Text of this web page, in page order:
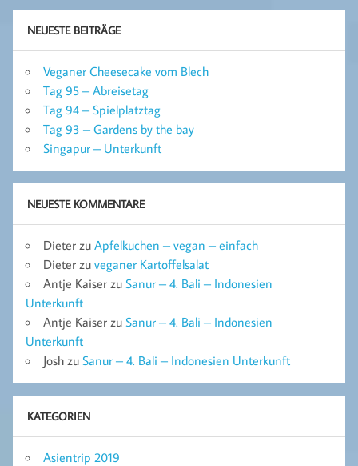
NEUESTE BEITRÄGE
Veganer Cheesecake vom Blech
Tag 95 – Abreisetag
Tag 94 – Spielplatztag
Tag 93 – Gardens by the bay
Singapur – Unterkunft
NEUESTE KOMMENTARE
Dieter zu Apfelkuchen – vegan – einfach
Dieter zu veganer Kartoffelsalat
Antje Kaiser zu Sanur – 4. Bali – Indonesien
Unterkunft
Antje Kaiser zu Sanur – 4. Bali – Indonesien
Unterkunft
Josh zu Sanur – 4. Bali – Indonesien Unterkunft
KATEGORIEN
Asientrip 2019